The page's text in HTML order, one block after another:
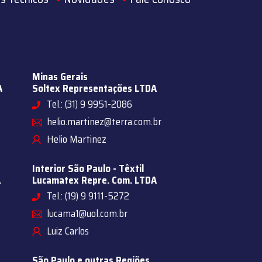
Minas Gerais
Soltex Representações LTDA
Tel.: (31) 9 9951-2086
helio.martinez@terra.com.br
Helio Martinez
Interior São Paulo - Têxtil
Lucamatex Repre. Com. LTDA
Tel.: (19) 9 9111-5272
lucama1@uol.com.br
Luiz Carlos